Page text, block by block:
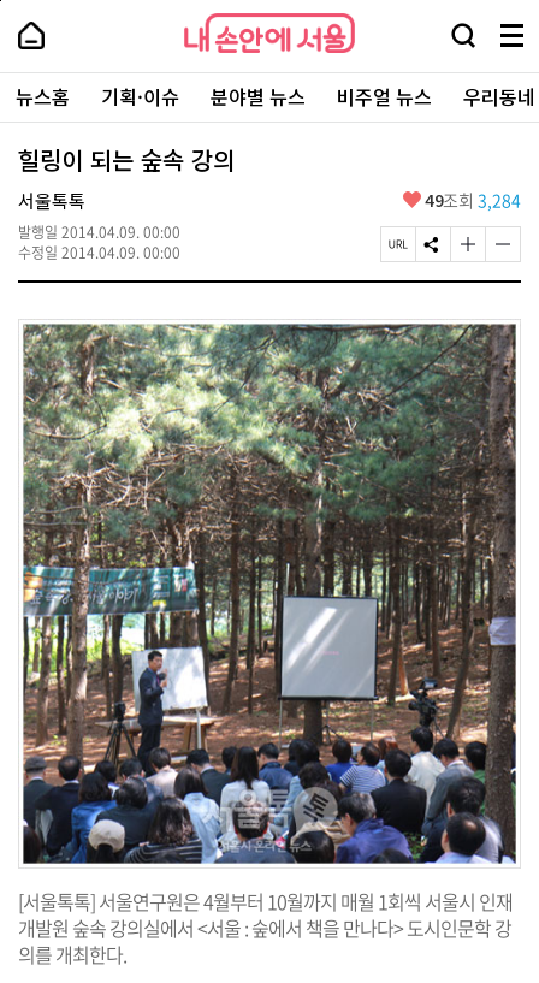
본
로
가
내
손
안
에
서
울
-
서
울
시
대
표
소
포
털
내
손
에
울
검
창
열
기
메
뉴
전
체
보
주
요
서
뉴스홈 기획·이슈 분야별 뉴스 비주얼 뉴스 우리동
힐링이 되는 숲속 강의
서울톡톡
발행일 2014.04.09. 00:00
수정일 2014.04.09. 00:00
좋
요
49조회 3,284
페
이
U
R
L
복
사
S
N
공
유
하
기
글
자
기
크
게
변
경
하
기
글
자
기
작
게
변
경
하
기
[서울톡톡] 서울연구원은 4월부터 10월까지 매월 1회씩 서울시 인재
개발원 숲속 강의실에서 <서울 : 숲에서 책을 만나다> 도시인문학 강
의를 개최한다.
페
상
단
로